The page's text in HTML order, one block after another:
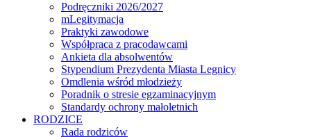
Podręczniki 2026/2027
mLegitymacja
Praktyki zawodowe
Współpraca z pracodawcami
Ankieta dla absolwentów
Stypendium Prezydenta Miasta Legnicy
Omdlenia wśród młodzieży
Poradnik o stresie egzaminacyjnym
Standardy ochrony małoletnich
RODZICE
Rada rodziców